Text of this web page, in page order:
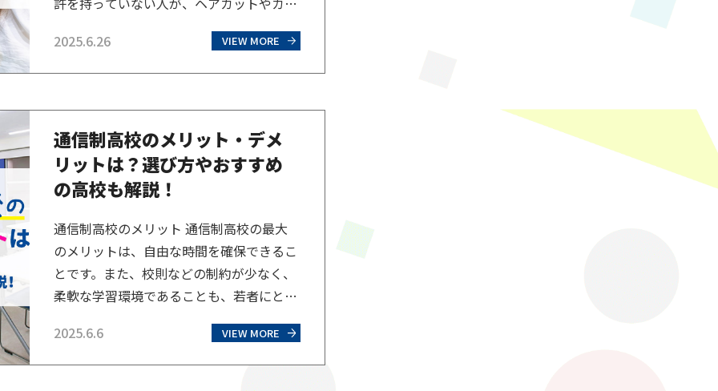
で禁止されています。美容師になりたいほ
とんどの人が目指すのは、お客様のヘア
う。美容師免許は必須ですので、まずは免
許について解説していきます。 美容師免許
を取得するには？取得に…
2025.6.26 VIEW MORE
通信制高校のメリット・デメ
リットは？選び方やおすすめ
の高校も解説！
通信制高校のメリット 通信制高校の最大
のメリットは、自由な時間を確保できるこ
とです。また、校則などの制約が少なく、
柔軟な学習環境であることも、若者にとっ
通信制高校に通う生徒数は増加しており、
2024年度には29万87人となり、高校生の
約11人に1人が通信制高校に通っている計
2025.6.6 VIEW MORE